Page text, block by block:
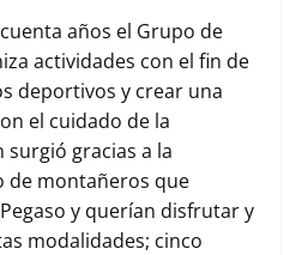
años el Grupo de
actividades con el fin de
deportivos y crear una
el cuidado de la
surgió gracias a la
de montañeros que
y querían disfrutar y
modalidades; cinco